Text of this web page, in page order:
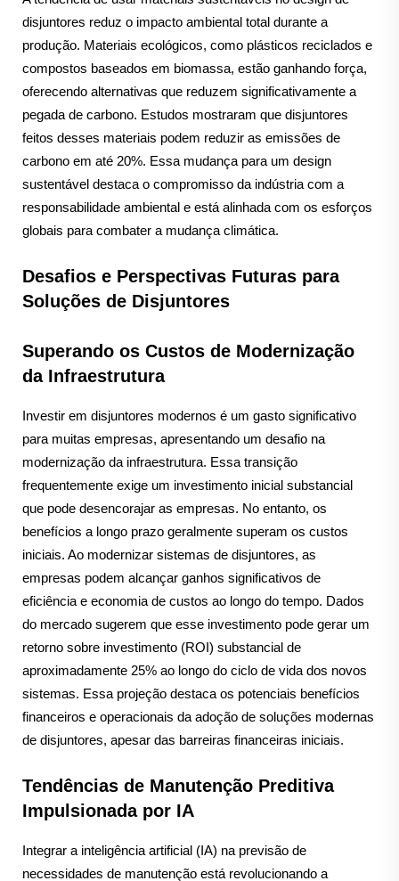
disjuntores reduz o impacto ambiental total durante a
produção. Materiais ecológicos, como plásticos reciclados e
compostos baseados em biomassa, estão ganhando força,
oferecendo alternativas que reduzem significativamente a
pegada de carbono. Estudos mostraram que disjuntores
feitos desses materiais podem reduzir as emissões de
carbono em até 20%. Essa mudança para um design
sustentável destaca o compromisso da indústria com a
responsabilidade ambiental e está alinhada com os esforços
globais para combater a mudança climática.
Desafios e Perspectivas Futuras para
Soluções de Disjuntores
Superando os Custos de Modernização
da Infraestrutura
Investir em disjuntores modernos é um gasto significativo
para muitas empresas, apresentando um desafio na
modernização da infraestrutura. Essa transição
frequentemente exige um investimento inicial substancial
que pode desencorajar as empresas. No entanto, os
benefícios a longo prazo geralmente superam os custos
iniciais. Ao modernizar sistemas de disjuntores, as
empresas podem alcançar ganhos significativos de
eficiência e economia de custos ao longo do tempo. Dados
do mercado sugerem que esse investimento pode gerar um
retorno sobre investimento (ROI) substancial de
aproximadamente 25% ao longo do ciclo de vida dos novos
sistemas. Essa projeção destaca os potenciais benefícios
financeiros e operacionais da adoção de soluções modernas
de disjuntores, apesar das barreiras financeiras iniciais.
Tendências de Manutenção Preditiva
Impulsionada por IA
Integrar a inteligência artificial (IA) na previsão de
necessidades de manutenção está revolucionando a